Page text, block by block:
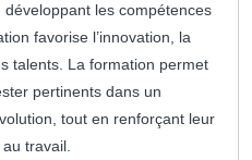
les compétences
favorise l’innovation, la
talents. La formation permet
pertinents dans un
tout en renforçant leur
travail.